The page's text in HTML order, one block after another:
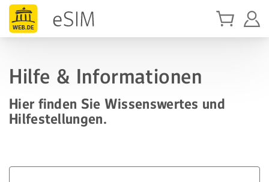
Hilfe & Informationen
Hier finden Sie Wissenswertes und
Hilfestellungen.